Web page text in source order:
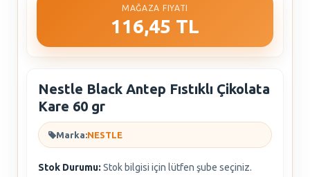
MAĞAZA FIYATI
116,45 TL
Nestle Black Antep Fıstıklı Çikolata
Kare 60 gr
Marka:NESTLE
Stok Durumu: Stok bilgisi için lütfen şube seçiniz.